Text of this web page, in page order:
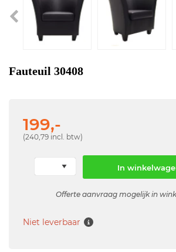
Fauteuil 30408
199,-
(240,79 incl. btw)
In
Offerte aanvraag mogelijk in
Niet leverbaar